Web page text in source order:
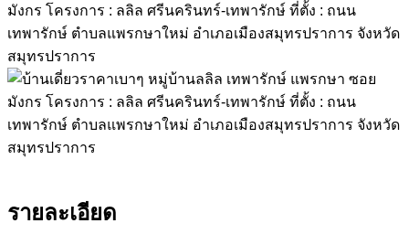
รายละเอียด